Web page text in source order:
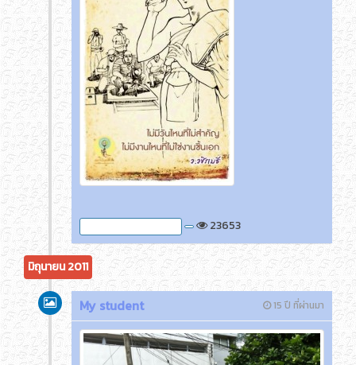
23653
มิถุนายน 2011
15 ปี ที่ผ่านมา
My student